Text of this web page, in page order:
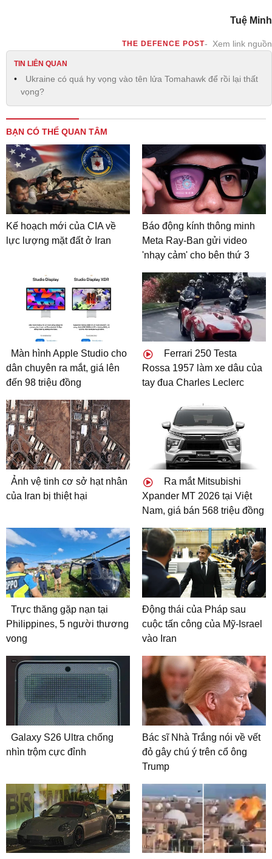
Tuệ Minh
THE DEFENCE POST Xem link nguồn
TIN LIÊN QUAN
Ukraine có quá hy vọng vào tên lửa Tomahawk để rồi lại thất
vọng?
BẠN CÓ THỂ QUAN TÂM
Kế hoạch mới của CIA về
lực lượng mặt đất ở Iran
Báo động kính thông minh
Meta Ray-Ban gửi video
'nhạy cảm' cho bên thứ 3
Màn hình Apple Studio cho
dân chuyên ra mắt, giá lên
đến 98 triệu đồng
Ferrari 250 Testa
Rossa 1957 làm xe dâu của
tay đua Charles Leclerc
Ảnh vệ tinh cơ sở hạt nhân
của Iran bị thiệt hại
Ra mắt Mitsubishi
Xpander MT 2026 tại Việt
Nam, giá bán 568 triệu đồng
Trực thăng gặp nạn tại
Philippines, 5 người thương
vong
Động thái của Pháp sau
cuộc tấn công của Mỹ-Israel
vào Iran
Galaxy S26 Ultra chống
nhìn trộm cực đỉnh
Bác sĩ Nhà Trắng nói về vết
đỏ gây chú ý trên cổ ông
Trump